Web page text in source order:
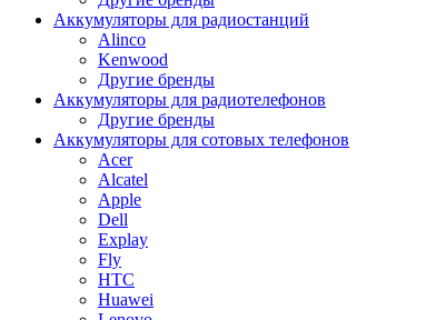
Аккумуляторы для радиостанций
Alinco
Kenwood
Другие бренды
Аккумуляторы для радиотелефонов
Другие бренды
Аккумуляторы для сотовых телефонов
Acer
Alcatel
Apple
Dell
Explay
Fly
HTC
Huawei